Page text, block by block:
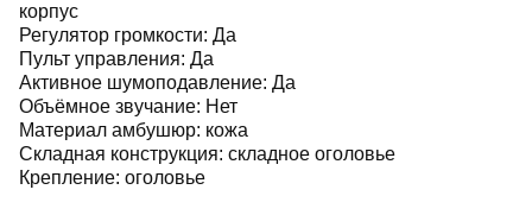
корпус
Регулятор громкости: Да
Пульт управления: Да
Активное шумоподавление: Да
Объёмное звучание: Нет
Материал амбушюр: кожа
Складная конструкция: складное оголовье
Крепление: оголовье